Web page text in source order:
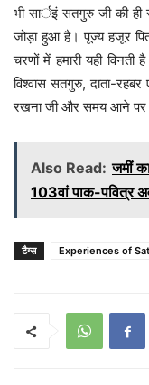
भी सार्इं सतगुरु जी की
जोड़ा हुआ है। पूज्य हजूर
चरणों में हमारी यही
विश्वास सतगुरु, दाता-रहबर
रखना जी और समय आने पर
Also Read: जमीं
103वां पाक-पवित्र
टैग्स Experiences of